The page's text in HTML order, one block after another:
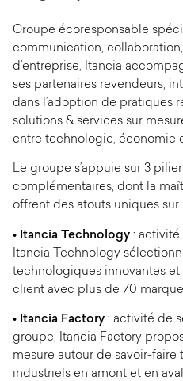
Groupe écoresponsable
communication,
d’entreprise, Itancia
ses partenaires revendeurs,
dans l’adoption de pratiques
solutions & services sur
entre technologie, économie
Le groupe s’appuie sur 3
complémentaires, dont la
offrent des atouts uniques sur
• Itancia Technology :
Itancia Technology
technologiques innovantes
client avec plus de 70
• Itancia Factory : activité de
groupe, Itancia Factory
mesure autour de savoir-
industriels en amont et en